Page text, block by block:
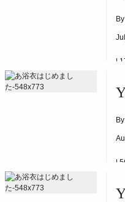
|
2022.06.18(FRI)～
|
2020/06/07~START